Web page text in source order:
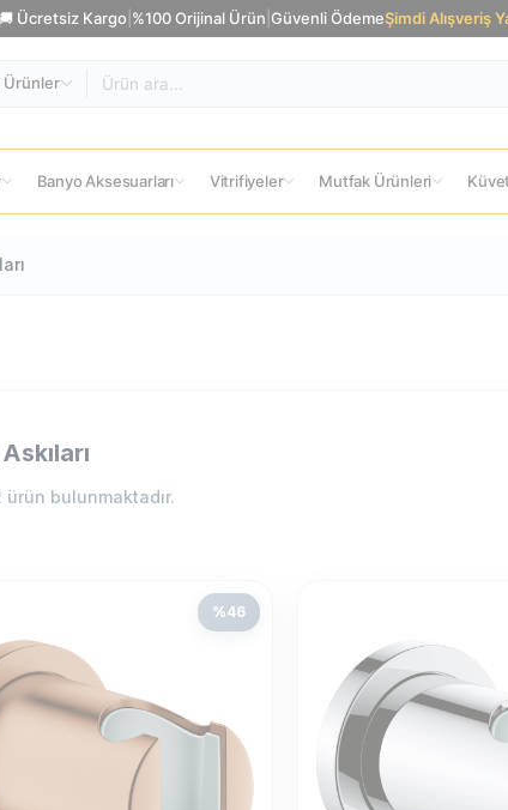
🚚 Ücretsiz Kargo %100 Orijinal Ürün Güvenli ÖdemeŞimdi Alışveriş
Ürünler
Banyo Aksesuarları Vitrifiyeler Mutfak Ürünleri
ürün bulunmaktadır.
%46